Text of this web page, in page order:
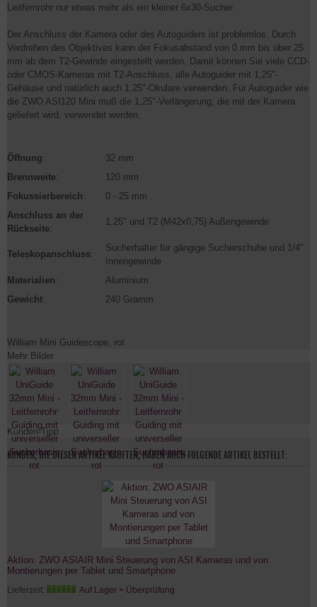
Leitfernrohr nur etwas mehr als ein kleiner 6x30-Sucher.
Der Anschluss der Kamera oder des Autoguiders ist problemlos. Durch
Verdrehen des Objektives kann der Fokusabstand von 0 mm bis über 25
mm ab dem T2-Gewinde eingestellt werden. Damit können Sie viele CCD-
oder CMOS-Kameras mit T2-Anschluss, alle Autoguider mit 1,25"-
Gehäuse und natürlich auch 1,25"-Okulare verwenden. Für Autoguider wie
die ZWO ASI120 Mini muß die 1,25"-Verlängerung, die mit der Kamera
geliefert wird, verwendet werden.
Öffnung:
32 mm
Brennweite:
120 mm
Fokussierbereich:
0 - 25 mm
Anschluss an der
Rückseite:
1,25" und T2 (M42x0,75) Außengewinde
Teleskopanschluss:
Sucherhalter für gängige Sucherschuhe und 1/4"
Innengewinde
Materialien:
Aluminium
Gewicht: 240 Gramm
William Mini Guidescope, rot
Mehr Bilder
Kunden-Tipp
KUNDEN, DIE DIESEN ARTIKEL KAUFTEN, HABEN AUCH FOLGENDE ARTIKEL BESTELLT:
Aktion: ZWO ASIAIR Mini Steuerung von ASI Kameras und von
Montierungen per Tablet und Smartphone
Lieferzeit: Auf Lager + Überprüfung